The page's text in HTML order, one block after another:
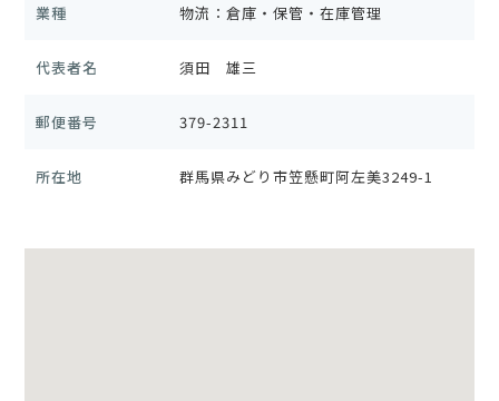
業種 物流：倉庫・保管・在庫管理
代表者名 須田 雄三
郵便番号 379-2311
所在地 群馬県みどり市笠懸町阿左美3249-1